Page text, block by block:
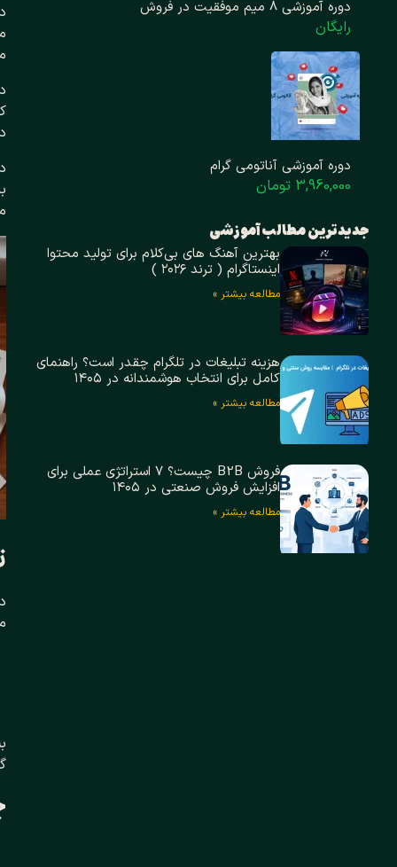
دوره آموزشی 8 میم موفقیت در فروش
رایگان
دوره آموزشی آناتومی گرام
3,960,000 تومان
جدیدترین مطالب آموزشی
بهترین آهنگ های بی‌کلام برای تولید محتوا
اینستاگرام ( ترند ۲۰۲۶ )
مطالعه بیشتر »
هزینه تبلیغات در تلگرام چقدر است؟ راهنمای
کامل برای انتخاب هوشمندانه در ۱۴۰۵
مطالعه بیشتر »
فروش B2B چیست؟ ۷ استراتژی عملی برای
افزایش فروش صنعتی در ۱۴۰۵
مطالعه بیشتر »